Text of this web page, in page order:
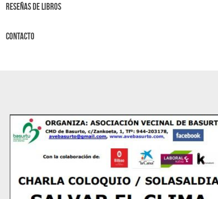
Reseñas de libros
Contacto